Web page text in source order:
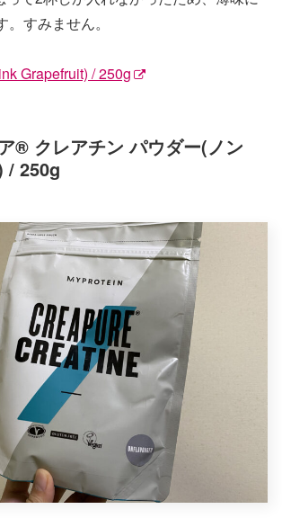
すみません。
Grapefruit) / 250g
® クレアチン パウダー(ノン
/ 250g